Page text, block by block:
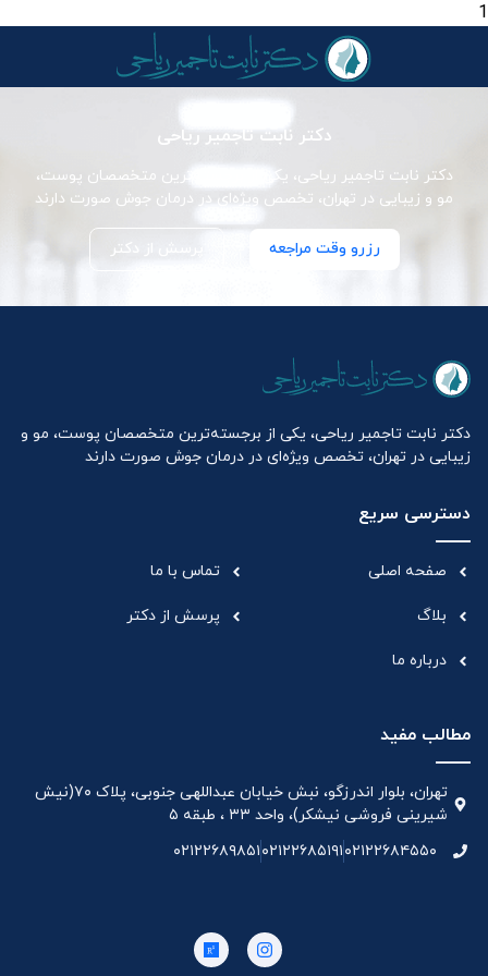
1
دکتر نابت تاجمیر ریاحی
دکتر نابت تاجمیر ریاحی، یکی از برجسته‌ترین متخصصان پوست،
مو و زیبایی در تهران، تخصص ویژه‌ای در درمان جوش صورت دارند
رزرو وقت مراجعه پرسش از دکتر
دکتر نابت تاجمیر ریاحی، یکی از برجسته‌ترین متخصصان پوست، مو و
زیبایی در تهران، تخصص ویژه‌ای در درمان جوش صورت دارند
دسترسی سریع
صفحه اصلی
بلاگ
درباره ما
تماس با ما
پرسش از دکتر
مطالب مفید
تهران، بلوار اندرزگو، نبش خیابان عبداللهی جنوبی، پلاک ۷۰(نیش
شیرینی فروشی نیشکر)، واحد ۳۳ ، طبقه ۵
۰۲۱۲۲۶۸۴۵۵۰۰۲۱۲۲۶۸۵۱۹۱۰۲۱۲۲۶۸۹۸۵۱